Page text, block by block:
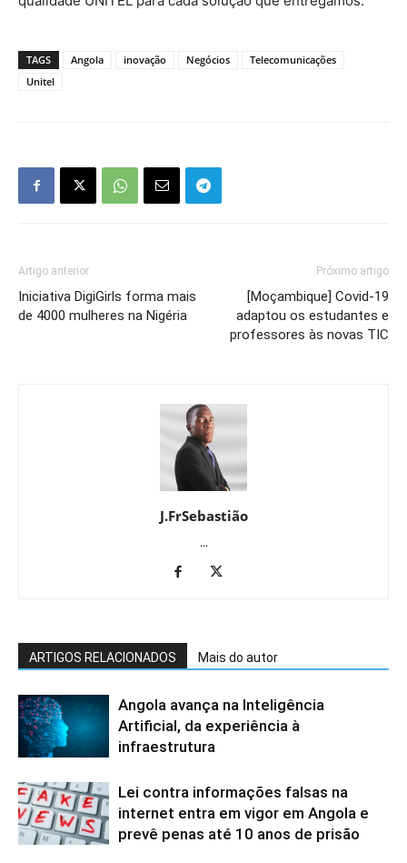
TAGS Angola inovação Negócios
Telecomunicações
Unitel
Artigo anterior
Iniciativa DigiGirls forma mais
de 4000 mulheres na Nigéria
Próximo artigo
[Moçambique] Covid-19
adaptou os estudantes e
professores às novas TIC
J.FrSebastião
...
ARTIGOS RELACIONADOS Mais do autor
Angola avança na Inteligência
Artificial, da experiência à
infraestrutura
Lei contra informações falsas na
internet entra em vigor em Angola e
prevê penas até 10 anos de prisão